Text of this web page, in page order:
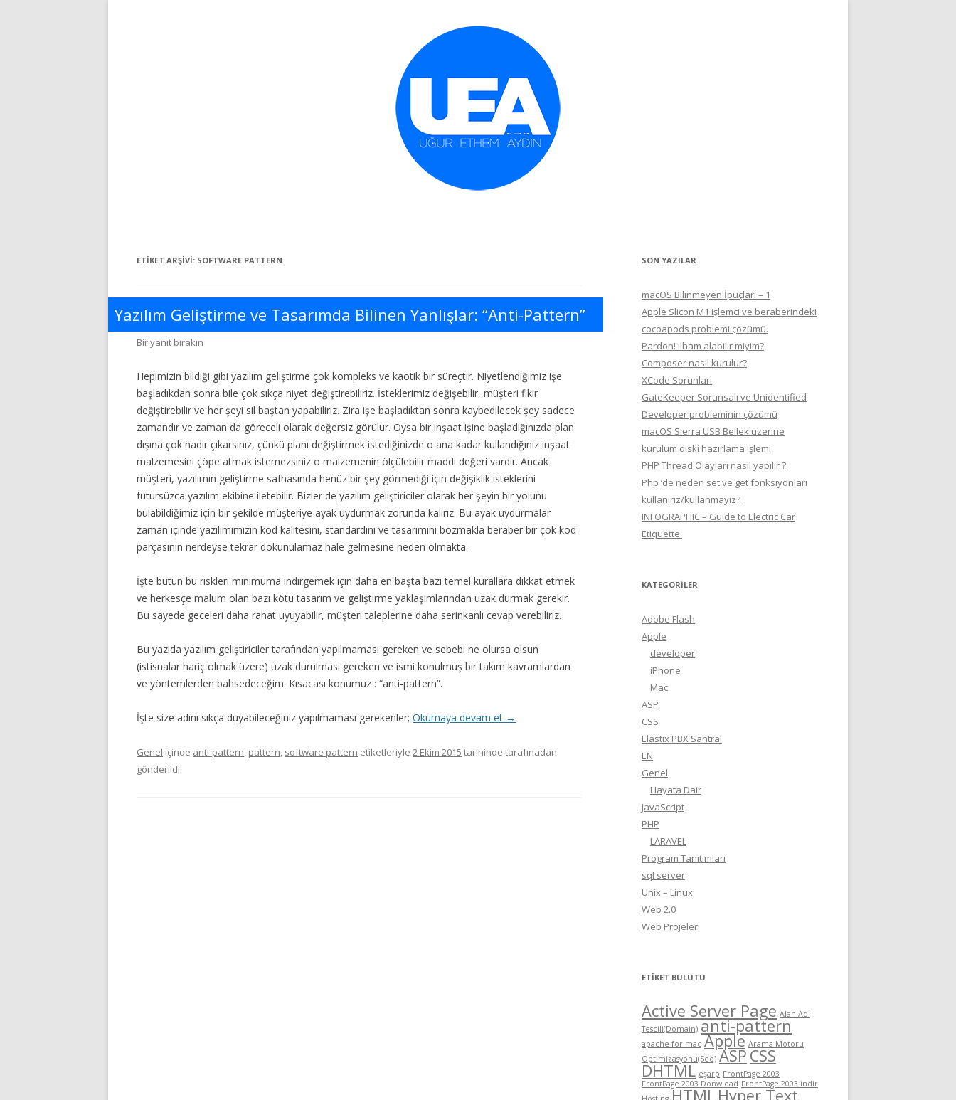
ETIKET ARŞIVI: SOFTWARE PATTERN
Yazılım Geliştirme ve Tasarımda Bilinen Yanlışlar: “Anti-Pattern”
Bir yanıt bırakın
Hepimizin bildiği gibi yazılım geliştirme çok kompleks ve kaotik bir süreçtir. Niyetlendiğimiz işe
başladıkdan sonra bile çok sıkça niyet değiştirebiliriz. İsteklerimiz değişebilir, müşteri fikir
değiştirebilir ve her şeyi sil baştan yapabiliriz. Zira işe başladıktan sonra kaybedilecek şey sadece
zamandır ve zaman da göreceli olarak değersiz görülür. Oysa bir inşaat işine başladığınızda plan
dışına çok nadir çıkarsınız, çünkü planı değiştirmek istediğinizde o ana kadar kullandığınız inşaat
malzemesini çöpe atmak istemezsiniz o malzemenin ölçülebilir maddi değeri vardır. Ancak
müşteri, yazılımın geliştirme safhasında henüz bir şey görmediği için değişiklik isteklerini
futursüzca yazılım ekibine iletebilir. Bizler de yazılım geliştiriciler olarak her şeyin bir yolunu
bulabildiğimiz için bir şekilde müşteriye ayak uydurmak zorunda kalırız. Bu ayak uydurmalar
zaman içinde yazılımımızın kod kalitesini, standardını ve tasarımını bozmakla beraber bir çok kod
parçasının nerdeyse tekrar dokunulamaz hale gelmesine neden olmakta.
İşte bütün bu riskleri minimuma indirgemek için daha en başta bazı temel kurallara dikkat etmek
ve herkesçe malum olan bazı kötü tasarım ve geliştirme yaklaşımlarından uzak durmak gerekir.
Bu sayede geceleri daha rahat uyuyabilir, müşteri taleplerine daha serinkanlı cevap verebiliriz.
Bu yazıda yazılım geliştiriciler tarafından yapılmaması gereken ve sebebi ne olursa olsun
(istisnalar hariç olmak üzere) uzak durulması gereken ve ismi konulmuş bir takım kavramlardan
ve yöntemlerden bahsedeceğim. Kısacası konumuz : “anti-pattern”.
İşte size adını sıkça duyabileceğiniz yapılmaması gerekenler; Okumaya devam et →
Genel içinde anti-pattern, pattern, software pattern etiketleriyle 2 Ekim 2015 tarihinde tarafınadan
gönderildi.
SON YAZILAR
macOS Bilinmeyen İpuçları – 1
Apple Slicon M1 işlemci ve beraberindeki
cocoapods problemi çözümü.
Pardon! ilham alabilir miyim?
Composer nasıl kurulur?
XCode Sorunları
GateKeeper Sorunsalı ve Unidentified
Developer probleminin çözümü
macOS Sierra USB Bellek üzerine
kurulum diski hazırlama işlemi
PHP Thread Olayları nasıl yapılır ?
Php ‘de neden set ve get fonksiyonları
kullanırız/kullanmayız?
INFOGRAPHIC – Guide to Electric Car
Etiquette.
KATEGORILER
Adobe Flash
Apple
developer
iPhone
Mac
ASP
CSS
Elastix PBX Santral
EN
Genel
Hayata Dair
JavaScript
PHP
LARAVEL
Program Tanıtımları
sql server
Unix – Linux
Web 2.0
Web Projeleri
ETIKET BULUTU
Active Server Page Alan Adı
Tescili(Domain) anti-pattern
apache for mac Apple Arama Motoru
Optimizasyonu(Seo) ASP CSS
DHTML eşarp FrontPage 2003
FrontPage 2003 Donwload FrontPage 2003 indir
HTML Hyper Text